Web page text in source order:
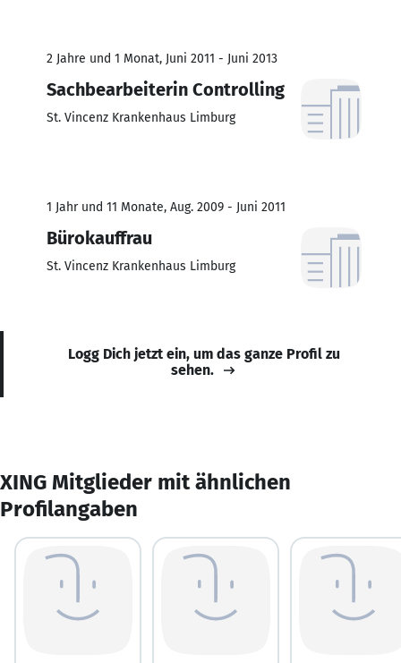
2 Jahre und 1 Monat, Juni 2011 - Juni 2013
Sachbearbeiterin Controlling
St. Vincenz Krankenhaus Limburg
1 Jahr und 11 Monate, Aug. 2009 - Juni 2011
Bürokauffrau
St. Vincenz Krankenhaus Limburg
Logg Dich jetzt ein, um das ganze Profil zu
sehen.
XING Mitglieder mit ähnlichen
Profilangaben